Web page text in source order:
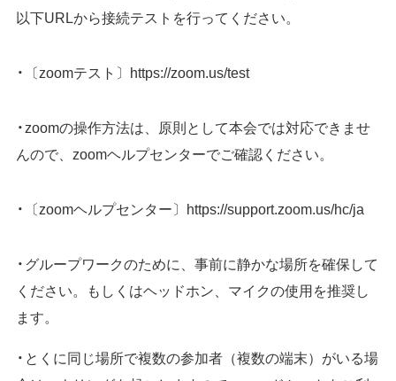
以下URLから接続テストを行ってください。
〔zoomテスト〕https://zoom.us/test
zoomの操作方法は、原則として本会では対応できませ
んので、zoomヘルプセンターでご確認ください。
〔zoomヘルプセンター〕https://support.zoom.us/hc/ja
グループワークのために、事前に静かな場所を確保して
ください。もしくはヘッドホン、マイクの使用を推奨し
ます。
とくに同じ場所で複数の参加者（複数の端末）がいる場